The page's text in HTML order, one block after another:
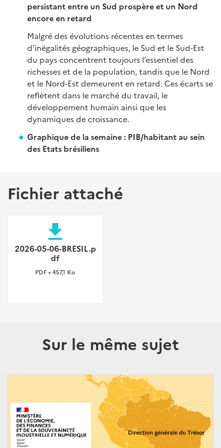
persistant entre un Sud prospère et un Nord
encore en retard
Malgré des évolutions récentes en termes
d’inégalités géographiques, le Sud et le Sud-Est
du pays concentrent toujours l’essentiel des
richesses et de la population, tandis que le Nord
et le Nord-Est demeurent en retard. Ces écarts se
reflètent dans le marché du travail, le
développement humain ainsi que les
dynamiques de croissance.
Graphique de la semaine: PIB/habitant au sein
des Etats brésiliens
Fichier attaché
file_download
2026-05-06-BRESIL.p
df
PDF • 457,1 Ko
Sur le même sujet